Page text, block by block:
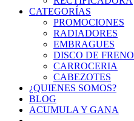
CATEGORÍAS
PROMOCIONES
RADIADORES
EMBRAGUES
DISCO DE FRENO
CARROCERIA
CABEZOTES
¿QUIENES SOMOS?
BLOG
ACUMULA Y GANA